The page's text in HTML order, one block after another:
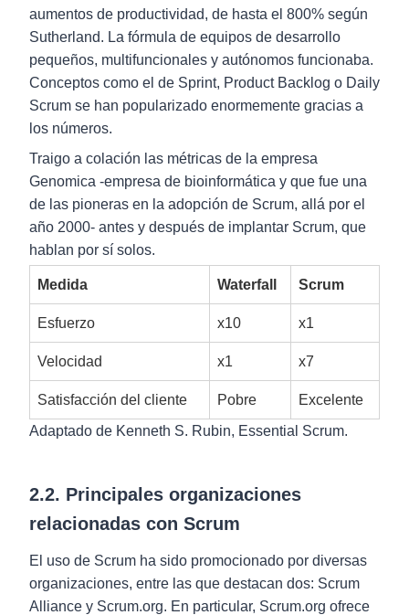
aumentos de productividad, de hasta el 800% según
Sutherland. La fórmula de equipos de desarrollo
pequeños, multifuncionales y autónomos funcionaba.
Conceptos como el de Sprint, Product Backlog o Daily
Scrum se han popularizado enormemente gracias a
los números.
Traigo a colación las métricas de la empresa
Genomica -empresa de bioinformática y que fue una
de las pioneras en la adopción de Scrum, allá por el
año 2000- antes y después de implantar Scrum, que
hablan por sí solos.
Medida Waterfall Scrum
Esfuerzo x10 x1
Velocidad x1 x7
Satisfacción del cliente Pobre
Excelente
Adaptado de Kenneth S. Rubin, Essential Scrum.
2.2. Principales organizaciones
relacionadas con Scrum
El uso de Scrum ha sido promocionado por diversas
organizaciones, entre las que destacan dos: Scrum
Alliance y Scrum.org. En particular, Scrum.org ofrece